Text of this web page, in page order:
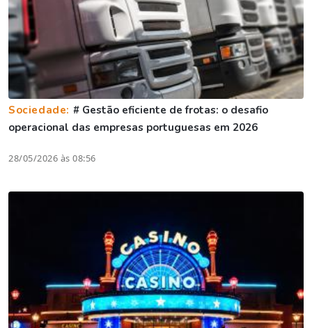
Sociedade: # Gestão eficiente de frotas: o desafio
operacional das empresas portuguesas em 2026
28/05/2026 às 08:56